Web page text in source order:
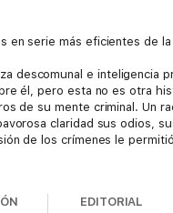
en serie más eficientes de
descomunal e inteligencia
él, pero esta no es otra
de su mente criminal. Un
claridad sus odios,
de los crímenes le
se convierte,
EDITORIAL